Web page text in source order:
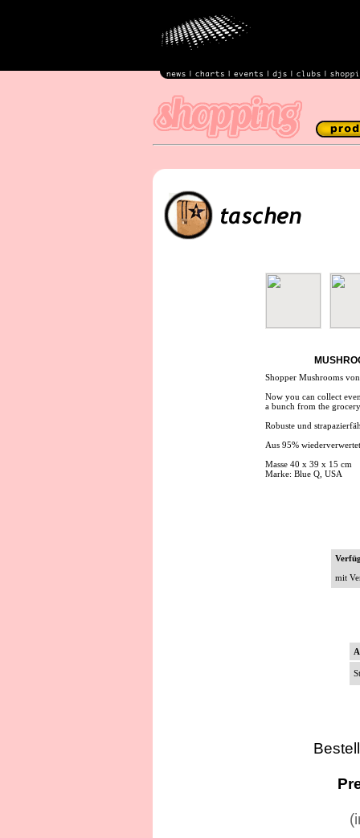
Shopper Mushrooms
Now you can collect
a bunch from the
Robuste und
Aus 95%
Masse 40 x 39 x 15 cm
Marke: Blue Q, USA
mit